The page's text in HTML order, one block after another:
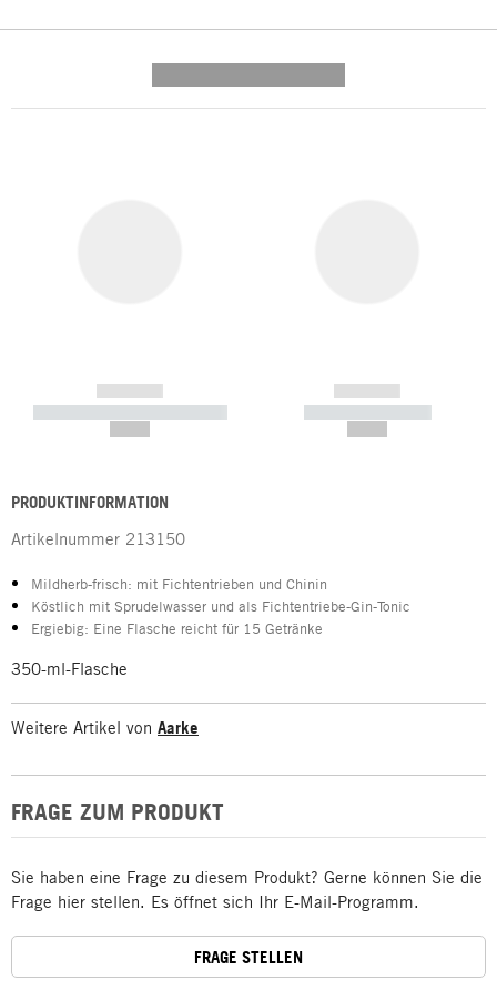
------------
----------- ----------- -----------
------------
----------- -----------
PRODUKTINFORMATION
Artikelnummer 213150
Mildherb-frisch: mit Fichtentrieben und Chinin
Köstlich mit Sprudelwasser und als Fichtentriebe-Gin-Tonic
Ergiebig: Eine Flasche reicht für 15 Getränke
350-ml-Flasche
Weitere Artikel von Aarke
FRAGE ZUM PRODUKT
Sie haben eine Frage zu diesem Produkt? Gerne können Sie die
Frage hier stellen. Es öffnet sich Ihr E-Mail-Programm.
FRAGE STELLEN